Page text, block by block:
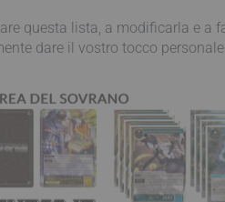
questa lista, a modificarla e a
dare il vostro tocco